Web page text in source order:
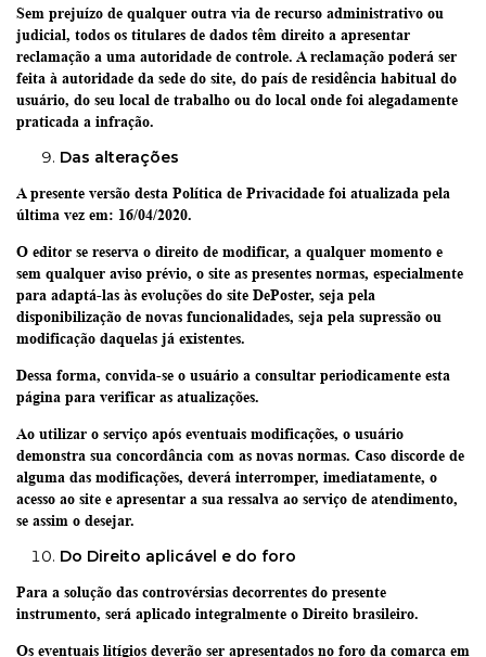
Sem prejuízo de qualquer outra via de recurso administrativo ou
judicial, todos os titulares de dados têm direito a apresentar
reclamação a uma autoridade de controle. A reclamação poderá ser
feita à autoridade da sede do site, do país de residência habitual do
usuário, do seu local de trabalho ou do local onde foi alegadamente
praticada a infração.
Das alterações
A presente versão desta Política de Privacidade foi atualizada pela
última vez em: 16/04/2020.
O editor se reserva o direito de modificar, a qualquer momento e
sem qualquer aviso prévio, o site as presentes normas, especialmente
para adaptá-las às evoluções do site DePoster, seja pela
disponibilização de novas funcionalidades, seja pela supressão ou
modificação daquelas já existentes.
Dessa forma, convida-se o usuário a consultar periodicamente esta
página para verificar as atualizações.
Ao utilizar o serviço após eventuais modificações, o usuário
demonstra sua concordância com as novas normas. Caso discorde de
alguma das modificações, deverá interromper, imediatamente, o
acesso ao site e apresentar a sua ressalva ao serviço de atendimento,
se assim o desejar.
Do Direito aplicável e do foro
Para a solução das controvérsias decorrentes do presente
instrumento, será aplicado integralmente o Direito brasileiro.
Os eventuais litígios deverão ser apresentados no foro da comarca em